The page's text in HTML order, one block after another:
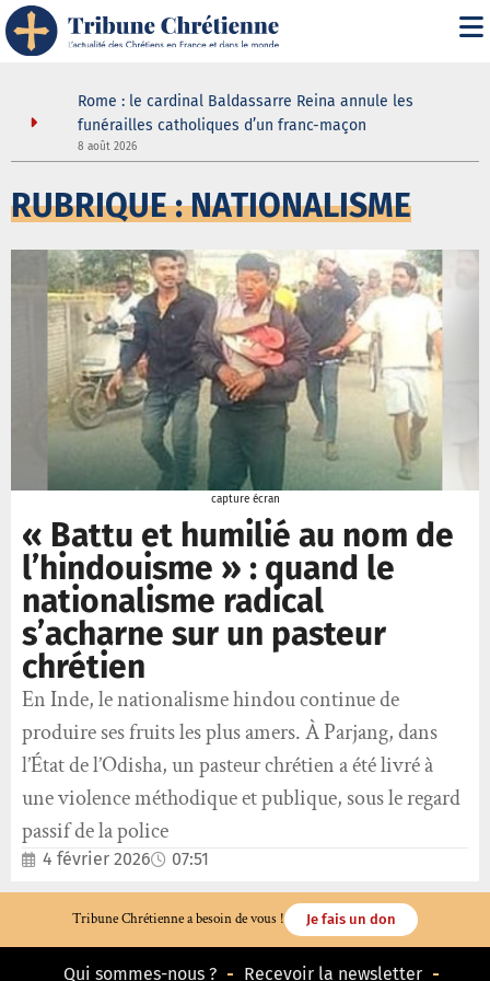
de la
Rome : le cardinal Baldassarre Reina annule les
funérailles catholiques d’un franc-maçon
8 août 2026
RUBRIQUE : NATIONALISME
capture écran
« Battu et humilié au nom de
l’hindouisme » : quand le
nationalisme radical
s’acharne sur un pasteur
chrétien
En Inde, le nationalisme hindou continue de
produire ses fruits les plus amers. À Parjang, dans
l’État de l’Odisha, un pasteur chrétien a été livré à
une violence méthodique et publique, sous le regard
passif de la police
4 février 2026 07:51
Tribune Chrétienne a besoin de vous ! Je fais un don
Qui sommes-nous ? Recevoir la newsletter